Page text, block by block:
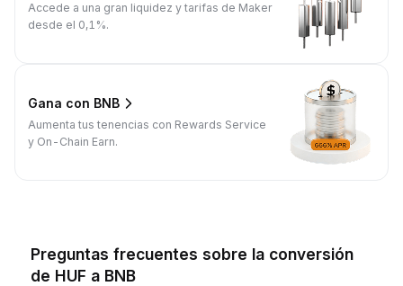
Accede a una gran liquidez y tarifas de Maker
desde el 0,1%.
Gana con BNB
Aumenta tus tenencias con Rewards Service
y On-Chain Earn.
Preguntas frecuentes sobre la conversión
de HUF a BNB